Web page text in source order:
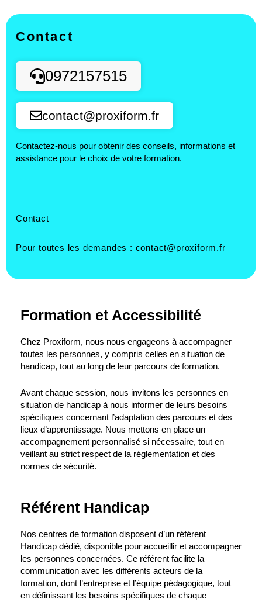
Contact
0972157515
contact@proxiform.fr
Contactez-nous pour obtenir des conseils, informations et
assistance pour le choix de votre formation.
Contact
Pour toutes les demandes : contact@proxiform.fr
Formation et Accessibilité
Chez Proxiform, nous nous engageons à accompagner
toutes les personnes, y compris celles en situation de
handicap, tout au long de leur parcours de formation.
Avant chaque session, nous invitons les personnes en
situation de handicap à nous informer de leurs besoins
spécifiques concernant l’adaptation des parcours et des
lieux d’apprentissage. Nous mettons en place un
accompagnement personnalisé si nécessaire, tout en
veillant au strict respect de la réglementation et des
normes de sécurité.
Référent Handicap
Nos centres de formation disposent d’un référent
Handicap dédié, disponible pour accueillir et accompagner
les personnes concernées. Ce référent facilite la
communication avec les différents acteurs de la
formation, dont l’entreprise et l’équipe pédagogique, tout
en définissant les besoins spécifiques de chaque